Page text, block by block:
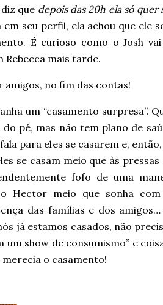
que depois das 20h ela só quer
seu perfil, ela achou que ele
É curioso como o Josh
Rebecca mais tarde.
amigos, no fim das contas!
um “casamento surpresa”.
pé, mas não tem plano de
para eles se casarem e,
se casam meio que às
fofo de uma
Hector meio que sonha
das famílias e dos
já estamos casados, não
show de consumismo” e
merecia o casamento!